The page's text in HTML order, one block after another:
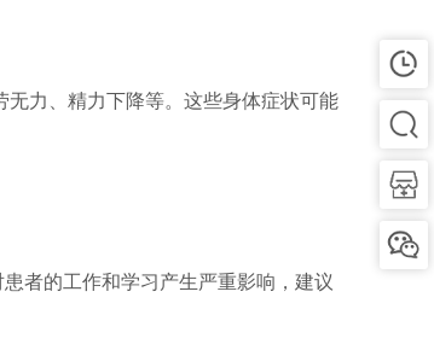
力、精力下降等。这些身体症状可能
者的工作和学习产生严重影响，建议